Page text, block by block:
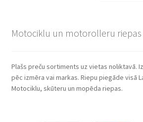
Motociklu un motorolleru riepas
Plašs preču sortiments uz vietas noliktavā.
pēc izmēra vai markas. Riepu piegāde visā
Motociklu, skūteru un mopēda riepas.